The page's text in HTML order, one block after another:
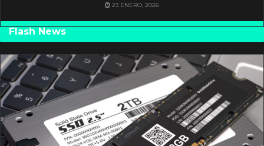
23 ENERO, 2026
Flash News